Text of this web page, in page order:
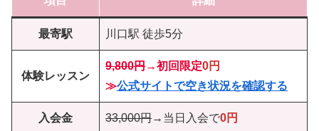
最寄駅 川口駅 徒歩5分
体験レッスン
9,800円→初回限定0円
≫公式サイトで空き状況を確認する
入会金 33,000円→当日入会で0円